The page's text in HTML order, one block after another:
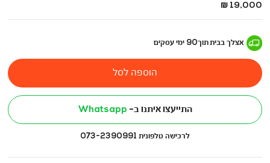
החל
19,000 ₪
אצלך בביתתוך90 ימי עסקים
הוספה לסל
התייעצו איתנו ב- Whatsapp
לרכישה טלפונית 073-2390991